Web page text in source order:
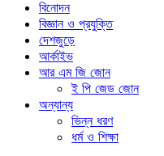
বিনোদন
বিজ্ঞান ও প্রযুক্তি
দেশজুড়ে
আর্কাইভ
আর এম জি জোন
ই পি জেড জোন
অন্যান্য
ভিন্ন ধরণ
ধর্ম ও শিক্ষা